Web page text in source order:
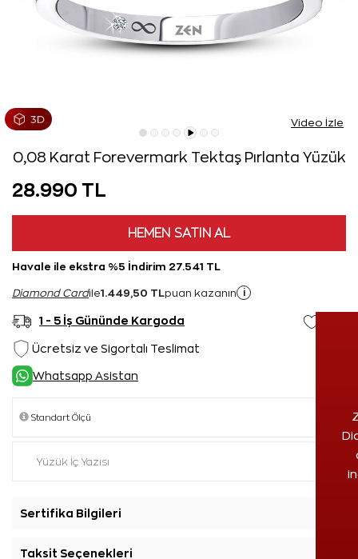
Video İzle
0,08 Karat Forevermark Tektaş Pırlanta Yüzük
28.990 TL
HEMEN SATIN AL
Havale ile ekstra %5 İndirim 27.541 TL
Diamond Cardile1.449,50 TL puan kazanın i
1 - 5 İş Gününde Kargoda
Ücretsiz ve Sigortalı Teslimat
Whatsapp Asistan
Sertifika Bilgileri
Taksit Seçenekleri